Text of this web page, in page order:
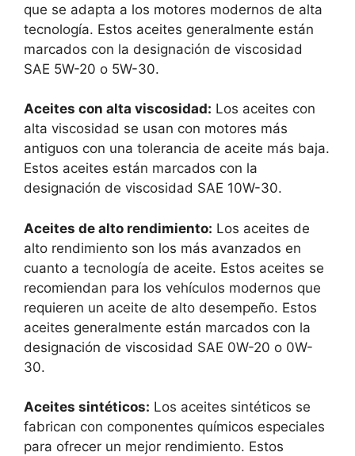
que se adapta a los motores modernos de alta
tecnología. Estos aceites generalmente están
marcados con la designación de viscosidad
SAE 5W-20 o 5W-30.
Aceites con alta viscosidad: Los aceites con
alta viscosidad se usan con motores más
antiguos con una tolerancia de aceite más baja.
Estos aceites están marcados con la
designación de viscosidad SAE 10W-30.
Aceites de alto rendimiento: Los aceites de
alto rendimiento son los más avanzados en
cuanto a tecnología de aceite. Estos aceites se
recomiendan para los vehículos modernos que
requieren un aceite de alto desempeño. Estos
aceites generalmente están marcados con la
designación de viscosidad SAE 0W-20 o 0W-
30.
Aceites sintéticos: Los aceites sintéticos se
fabrican con componentes químicos especiales
para ofrecer un mejor rendimiento. Estos